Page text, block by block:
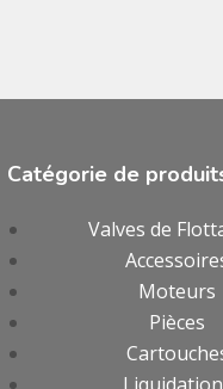
Catégorie de
Valves de
Moteurs
Pièces